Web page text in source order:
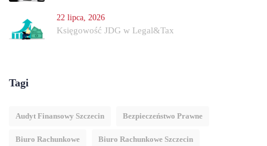
22 lipca, 2026
Księgowość JDG w Legal&Tax
Tagi
Audyt Finansowy Szczecin Bezpieczeństwo Prawne
Biuro Rachunkowe Biuro Rachunkowe Szczecin